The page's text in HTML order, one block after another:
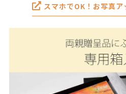
スマホでOK！お写真